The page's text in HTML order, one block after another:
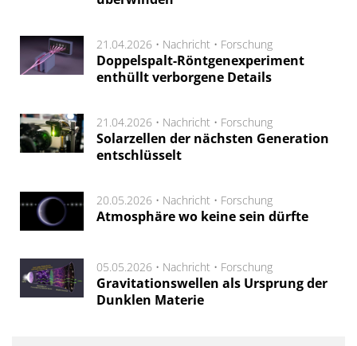
21.04.2026 • Nachricht • Forschung
Doppelspalt-Röntgenexperiment
enthüllt verborgene Details
21.04.2026 • Nachricht • Forschung
Solarzellen der nächsten Generation
entschlüsselt
20.05.2026 • Nachricht • Forschung
Atmosphäre wo keine sein dürfte
05.05.2026 • Nachricht • Forschung
Gravitationswellen als Ursprung der
Dunklen Materie